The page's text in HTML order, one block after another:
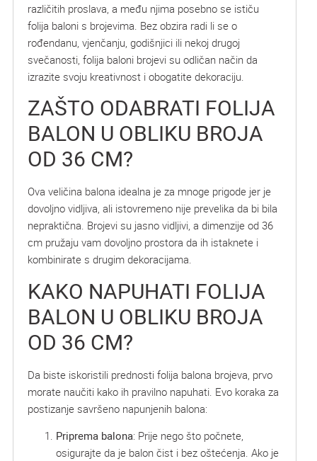
različitih proslava, a među njima posebno se ističu
folija baloni s brojevima. Bez obzira radi li se o
rođendanu, vjenčanju, godišnjici ili nekoj drugoj
svečanosti, folija baloni brojevi su odličan način da
izrazite svoju kreativnost i obogatite dekoraciju.
ZAŠTO ODABRATI FOLIJA
BALON U OBLIKU BROJA
OD 36 CM?
Ova veličina balona idealna je za mnoge prigode jer je
dovoljno vidljiva, ali istovremeno nije prevelika da bi bila
nepraktična. Brojevi su jasno vidljivi, a dimenzije od 36
cm pružaju vam dovoljno prostora da ih istaknete i
kombinirate s drugim dekoracijama.
KAKO NAPUHATI FOLIJA
BALON U OBLIKU BROJA
OD 36 CM?
Da biste iskoristili prednosti folija balona brojeva, prvo
morate naučiti kako ih pravilno napuhati. Evo koraka za
postizanje savršeno napunjenih balona:
Priprema balona: Prije nego što počnete,
osigurajte da je balon čist i bez oštećenja. Ako je